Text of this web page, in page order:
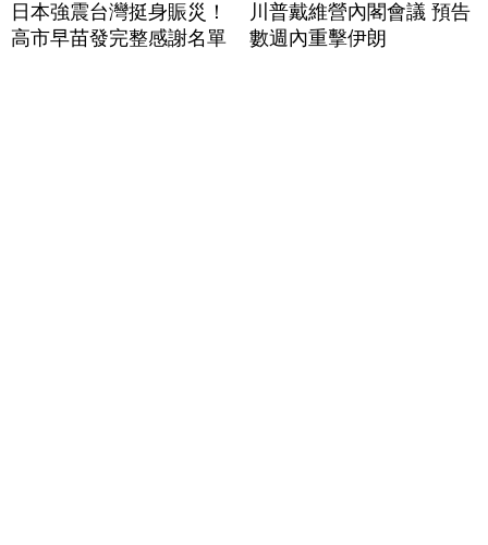
日本強震台灣挺身賑災！
高市早苗發完整感謝名單
川普戴維營內閣會議 預告
數週內重擊伊朗